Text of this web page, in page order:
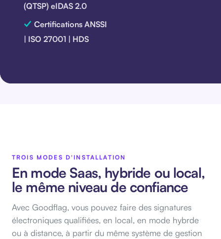
(QTSP) eIDAS 2.0
✓ Certifications ANSSI
| ISO 27001 | HDS
TROIS MODES D'INSTALLATION
En mode Saas, hybride ou local,
le même niveau de confiance
Avec Goodflag, vous pouvez faire des signatures
électroniques qualifiées, en local, en mode hybrde
ou à distance, à partir du même système de gestion